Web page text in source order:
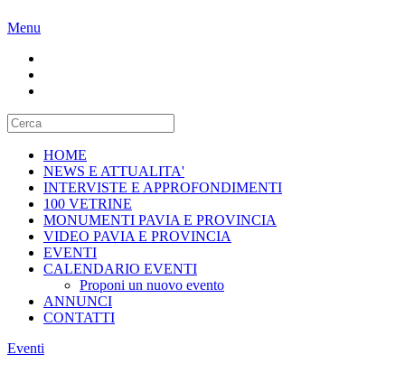
Menu
HOME
NEWS E ATTUALITA'
INTERVISTE E APPROFONDIMENTI
100 VETRINE
MONUMENTI PAVIA E PROVINCIA
VIDEO PAVIA E PROVINCIA
EVENTI
CALENDARIO EVENTI
Proponi un nuovo evento
ANNUNCI
CONTATTI
Eventi